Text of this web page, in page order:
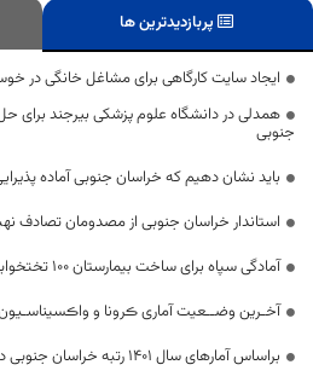
پربازدیدترین ها
ایجاد سایت کارگاهی برای مشاغل خانگی در
همدلی در دانشگاه علوم پزشکی بیرجند
جنوبی
باید نشان دهیم که خراسان جنوبی آماده
استاندار خراسان جنوبی از مصدومان تصادف
آمادگی سپاه برای ساخت بیمارستان ۱۰۰ تختخوابی در خراسان جنوبی
آخـرین وضــعیت آماری ڪرونا و
براساس آمارهای سال ۱۴۰۱ رتبه خراسان جنوبی در ثبت موالید دوم کشوری است